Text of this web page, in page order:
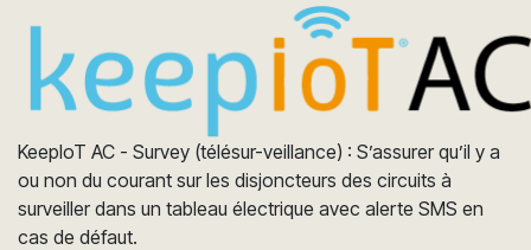
KeepIoT AC - Survey (télésur-veillance) : S’assurer qu’il y a
ou non du courant sur les disjoncteurs des circuits à
surveiller dans un tableau électrique avec alerte SMS en
cas de défaut.